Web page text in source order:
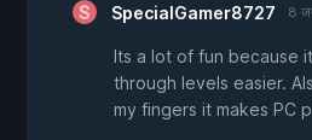
SpecialGamer8727 8
Its a lot of fun because
through levels easier.
my fingers it makes PC